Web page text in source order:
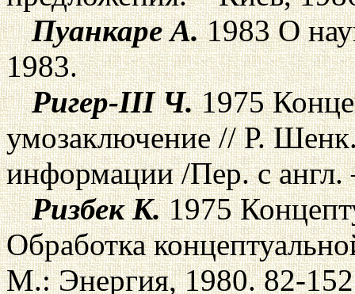
Пуанкаре А.1983 О
1983.
Ригер-III Ч.1975
умозаключение // Р.
информации /Пер. с
Ризбек К.1975
Обработка
М.: Энергия, 1980. 82-